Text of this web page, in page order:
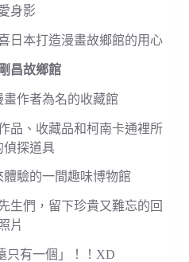
身影
日本打造漫畫故鄉館的用心
昌故鄉館
作者為名的收藏館
品、收藏品和柯南卡通裡所
偵探道具
驗的一間趣味博物館
生們，留下珍貴又難忘的回
片
只有一個」！！XD